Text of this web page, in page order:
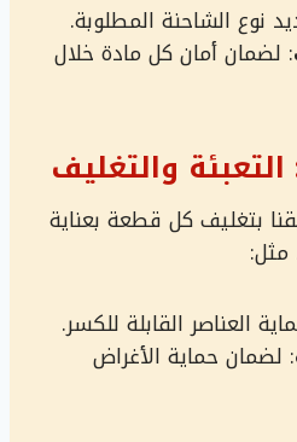
نوع الشاحنة المطلوبة.
: لضمان أمان كل مادة خلال
والتغليف
بتغليف كل قطعة بعناية
مثل:
العناصر القابلة للكسر.
: لضمان حماية الأغراض